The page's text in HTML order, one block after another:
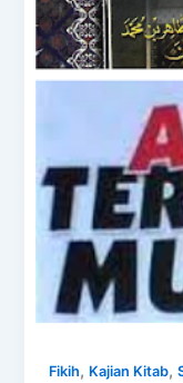
Fikih, Kajian Kitab,